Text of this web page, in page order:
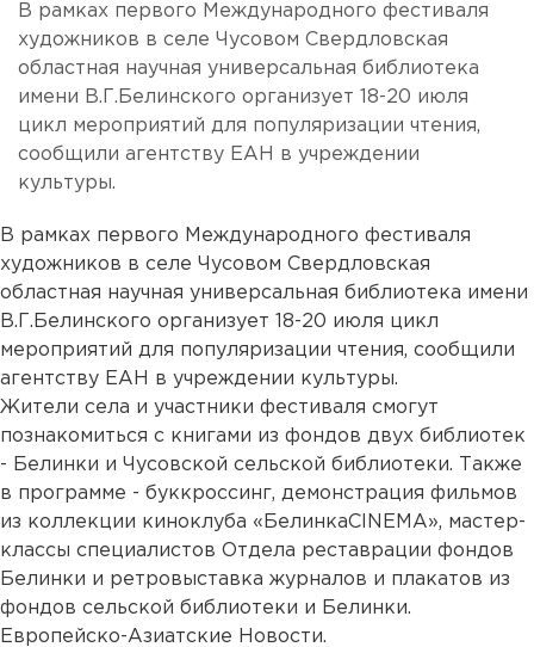
В рамках первого Международного фестиваля
художников в селе Чусовом Свердловская
областная научная универсальная библиотека
имени В.Г.Белинского организует 18-20 июля
цикл мероприятий для популяризации чтения,
сообщили агентству ЕАН в учреждении
культуры.
В рамках первого Международного фестиваля
художников в селе Чусовом Свердловская
областная научная универсальная библиотека имени
В.Г.Белинского организует 18-20 июля цикл
мероприятий для популяризации чтения, сообщили
агентству ЕАН в учреждении культуры.
Жители села и участники фестиваля смогут
познакомиться с книгами из фондов двух библиотек
- Белинки и Чусовской сельской библиотеки. Также
в программе - буккроссинг, демонстрация фильмов
из коллекции киноклуба «БелинкаCINEMA», мастер-
классы специалистов Отдела реставрации фондов
Белинки и ретровыставка журналов и плакатов из
фондов сельской библиотеки и Белинки.
Европейско-Азиатские Новости.